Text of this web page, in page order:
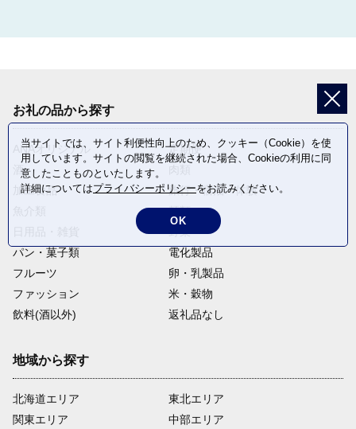
お礼の品から探す
ANAオリジナル
定期便
酒
加工食品
旅行・宿泊・体験
麺類
野菜
パン・菓子類
電化製品
フルーツ
卵・乳製品
ファッション
米・穀物
飲料(酒以外)
返礼品なし
地域から探す
北海道エリア
関東エリア
東北エリア
中部エリア
当サイトでは、サイト利便性向上のため、クッキー（Cookie）を使
用しています。サイトの閲覧を継続された場合、Cookieの利用に同
意したことものといたします。
詳細についてはプライバシーポリシーをお読みください。
OK